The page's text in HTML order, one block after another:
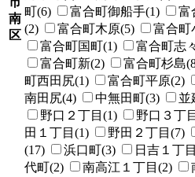
南
区
町(6)
富合町御船手(1) 富
(2)
富合町木原(5) 富合町
富合町国町(1)
富合町志
富合町新(2)
富合町杉島
町西田尻(1)
富合町平原(2)
南田尻(4)
中無田町(3) 並
野口２丁目(1)
野口３丁
田１丁目(1)
野田２丁目(7)
(17)
浜口町(3) 日吉１丁
代町(2)
南高江１丁目(2)